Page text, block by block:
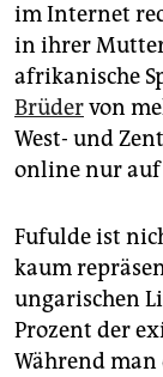
genossenschaft
epaper login
im Internet
in ihrer
afrikanische
Brüdervon
West- und
online nur auf
Fufulde ist
kaum
ungarischen
Prozent der
Während man